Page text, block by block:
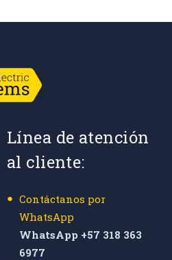
Línea de atención
al cliente:
Contáctanos por
WhatsApp
WhatsApp +57 318 363
6977